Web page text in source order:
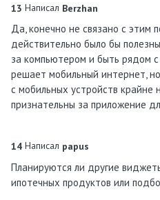
13 Написал Berzhan
Да, конечно не связано с этим
действительно было бы
за компьютером и быть рядом
решает мобильный интернет,
с мобильных устройств крайне
признательны за приложение
14 Написал papus
Планируются ли другие
ипотечных продуктов или